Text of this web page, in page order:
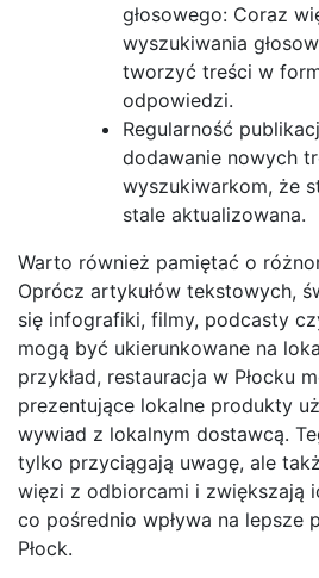
głosowego: Coraz
wyszukiwania
tworzyć treści w
odpowiedzi.
Regularność
dodawanie nowych
wyszukiwarkom, że
stale aktualizowana.
Warto również pamiętać o
Oprócz artykułów tekstowych,
się infografiki, filmy, podcasty
mogą być ukierunkowane na
przykład, restauracja w Płocku
prezentujące lokalne produkty
wywiad z lokalnym dostawcą.
tylko przyciągają uwagę, ale
więzi z odbiorcami i zwiększają
co pośrednio wpływa na lepsze
Płock.